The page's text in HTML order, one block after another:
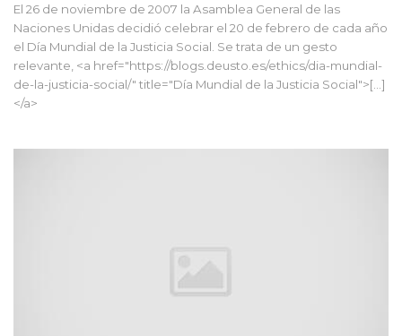
El 26 de noviembre de 2007 la Asamblea General de las
Naciones Unidas decidió celebrar el 20 de febrero de cada año
el Día Mundial de la Justicia Social. Se trata de un gesto
relevante, <a href="https://blogs.deusto.es/ethics/dia-mundial-
de-la-justicia-social/" title="Día Mundial de la Justicia Social">[...]
</a>